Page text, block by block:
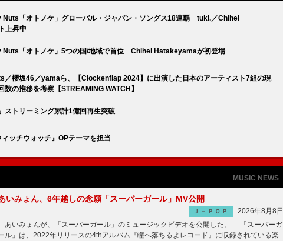
Nuts「オトノケ」グローバル・ジャパン・ソングス18連覇 tuki.／Chihei
上昇中
Nuts「オトノケ」5つの国/地域で首位 Chihei Hatakeyamaが初登場
／櫻坂46／yamaら、【Clockenflap 2024】に出演した日本のアーティスト7組の現
数の推移を考察【STREAMING WATCH】
ストリーミング累計1億回再生突破
ッチウォッチ』OPテーマを担当
MUSIC NEWS
いみょん、6年越しの念願「スーパーガール」MV公開
Ｊ－ＰＯＰ
2026年8月8日
あいみょんが、「スーパーガール」のミュージックビデオを公開した。 「スーパーガ
ル」は、2022年リリースの4thアルバム『瞳へ落ちるよレコード』に収録されている楽